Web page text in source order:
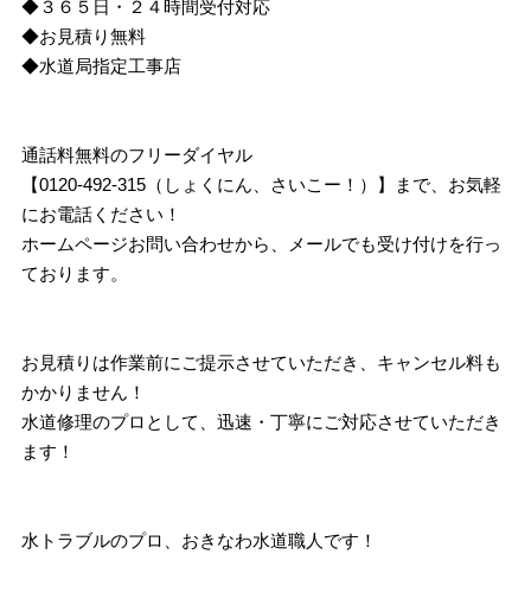
◆３６５日・２４時間受付対応
◆お見積り無料
◆水道局指定工事店
通話料無料のフリーダイヤル
【0120-492-315（しょくにん、さいこー！）】まで、お気軽
にお電話ください！
ホームページお問い合わせから、メールでも受け付けを行っ
ております。
お見積りは作業前にご提示させていただき、キャンセル料も
かかりません！
水道修理のプロとして、迅速・丁寧にご対応させていただき
ます！
水トラブルのプロ、おきなわ水道職人です！